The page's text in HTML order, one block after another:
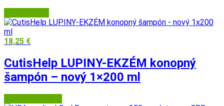
18,25 €
CutisHelp LUPINY-EKZÉM konopný
šampón – nový 1×200 ml